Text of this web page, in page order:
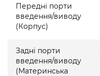
Передні порти
введення/виводу
(Корпус)
Задні порти
введення/виводу
(Материнська